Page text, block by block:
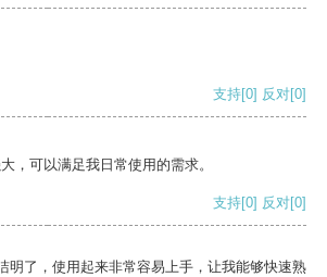
支持[0] 反对[0]
，可以满足我日常使用的需求。
支持[0] 反对[0]
明了，使用起来非常容易上手，让我能够快速熟